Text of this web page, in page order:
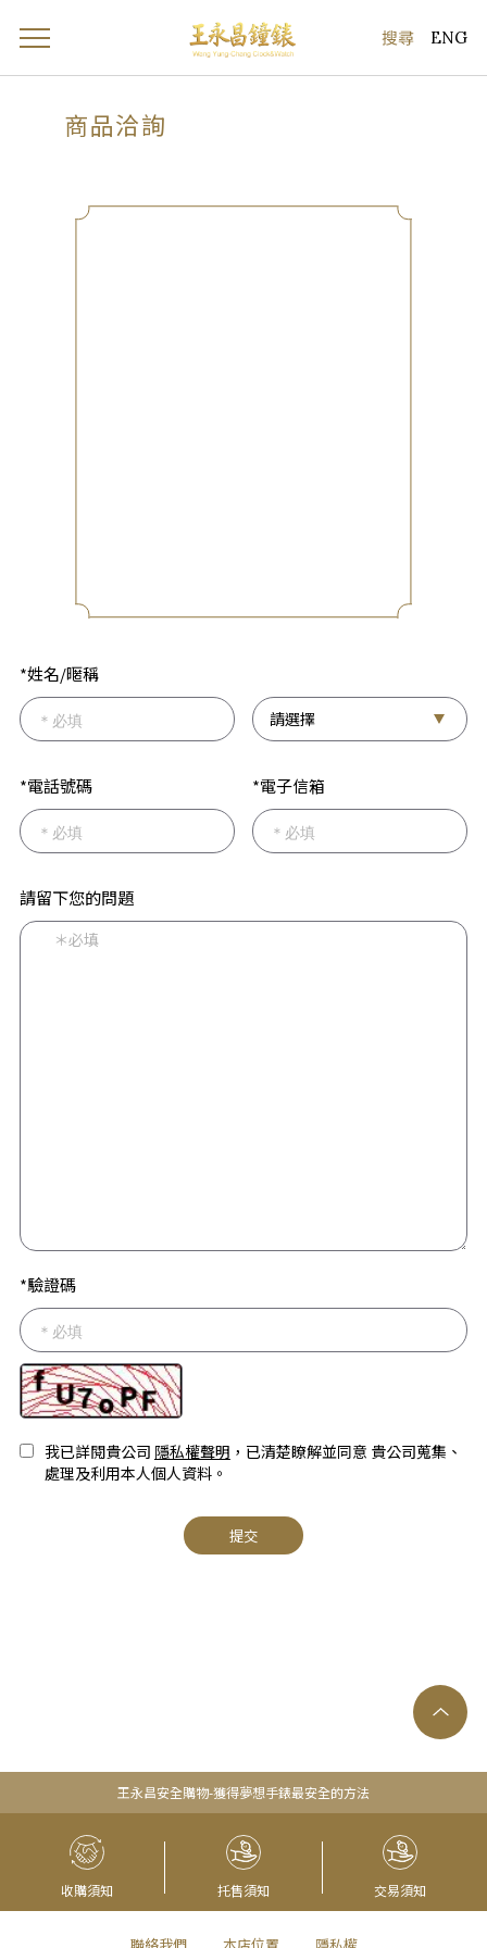
ENG
商品洽詢
*姓名/暱稱
*電話號碼 *電子信箱
請留下您的問題
*驗證碼
我已詳閱貴公司 隱私權聲明 ，已清楚瞭解並同意 貴公司蒐集、
處理及利用本人個人資料。
提交
王永昌安全購物-獲得夢想手錶最安全的方法
收購須知 托售須知 交易須知